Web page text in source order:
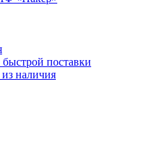
поставки